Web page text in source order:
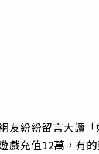
友紛紛留言大讚
戲充值12萬，有